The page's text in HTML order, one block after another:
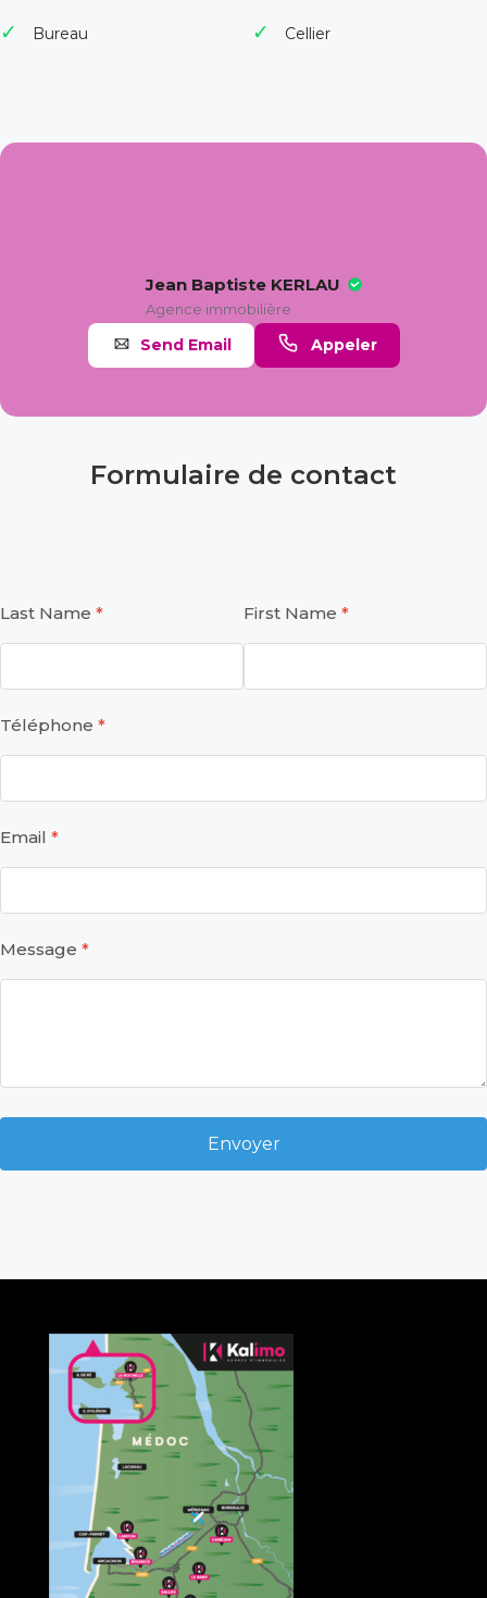
Bureau Cellier
Jean Baptiste KERLAU
Agence immobilière
Send Email Appeler
Formulaire de contact
Last Name First Name
Téléphone
Email
Message
Envoyer